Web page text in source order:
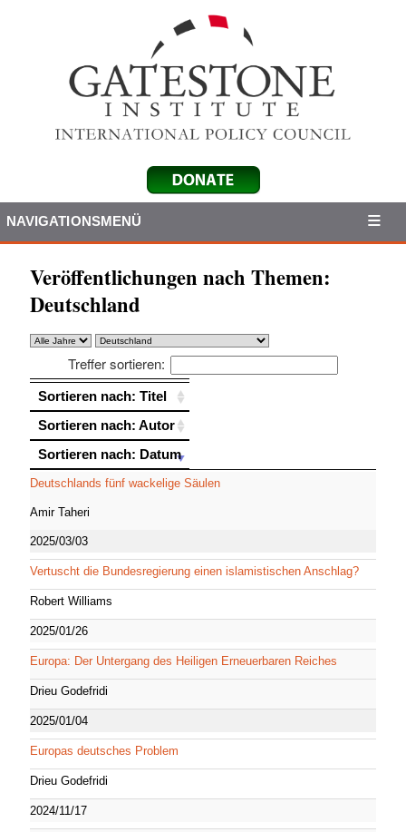
NAVIGATIONSMENÜ
Veröffentlichungen nach Themen:
Deutschland
Treffer sortieren:
Sortieren nach: Titel
Sortieren nach: Autor
Sortieren nach: Datum
Deutschlands fünf wackelige Säulen
Amir Taheri
2025/03/03
Vertuscht die Bundesregierung einen islamistischen Anschlag?
Robert Williams
2025/01/26
Europa: Der Untergang des Heiligen Erneuerbaren Reiches
Drieu Godefridi
2025/01/04
Europas deutsches Problem
Drieu Godefridi
2024/11/17
Sortieren nach: Titel
Sortieren nach: Autor
Sortieren nach: Datum